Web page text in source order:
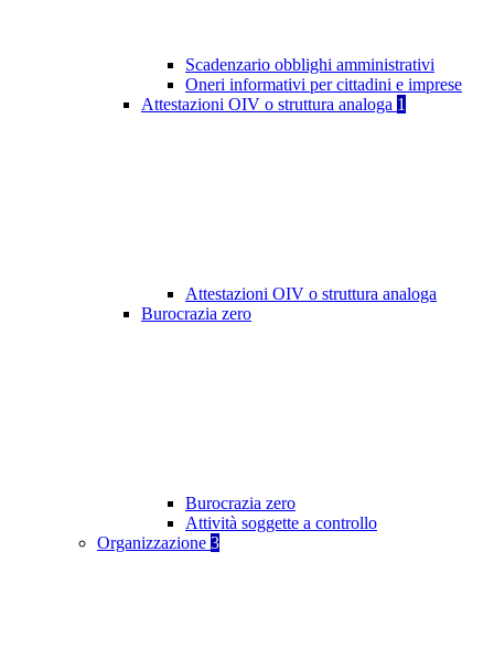
Scadenzario obblighi amministrativi
Oneri informativi per cittadini e imprese
Attestazioni OIV o struttura analoga 1
Attestazioni OIV o struttura analoga
Burocrazia zero
Burocrazia zero
Attività soggette a controllo
Organizzazione 3